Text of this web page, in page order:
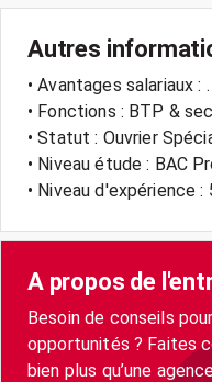
Autres
• Avantages salariaux : .
• Fonctions : BTP &
• Statut : Ouvrier
• Niveau étude : BAC
• Niveau d'expérience :
A propos de
Besoin de conseils
opportunités ? Faites
bien plus qu’une